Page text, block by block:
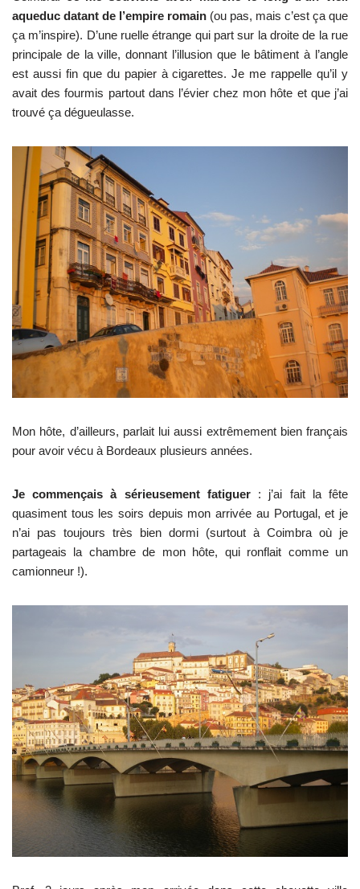
aqueduc datant de l’empire romain (ou pas, mais c’est ça que
ça m’inspire). D’une ruelle étrange qui part sur la droite de la rue
principale de la ville, donnant l’illusion que le bâtiment à l’angle
est aussi fin que du papier à cigarettes. Je me rappelle qu’il y
avait des fourmis partout dans l’évier chez mon hôte et que j’ai
trouvé ça dégueulasse.
Mon hôte, d’ailleurs, parlait lui aussi extrêmement bien français
pour avoir vécu à Bordeaux plusieurs années.
Je commençais à sérieusement fatiguer: j’ai fait la fête
quasiment tous les soirs depuis mon arrivée au Portugal, et je
n’ai pas toujours très bien dormi (surtout à Coimbra où je
partageais la chambre de mon hôte, qui ronflait comme un
camionneur !).